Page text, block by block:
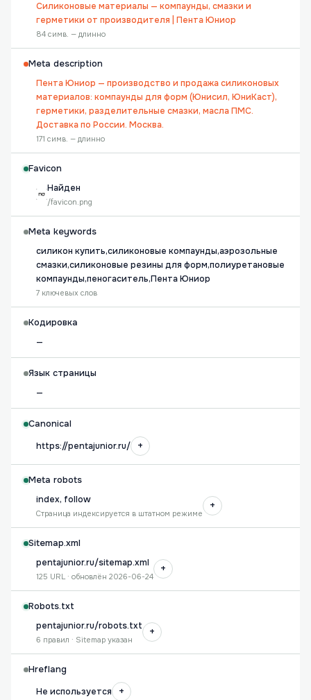
Силиконовые материалы — компаунды, смазки и
герметики от производителя | Пента Юниор
84 симв. — длинно
Meta description
Пента Юниор — производство и продажа силиконовых
материалов: компаунды для форм (Юнисил, ЮниКаст),
герметики, разделительные смазки, масла ПМС.
Доставка по России. Москва.
171 симв. — длинно
Favicon
Найден
/favicon.png
Meta keywords
силикон купить,силиконовые компаунды,аэрозольные
смазки,силиконовые резины для форм,полиуретановые
компаунды,пеногаситель,Пента Юниор
7 ключевых слов
Кодировка
—
Язык страницы
—
Canonical
https://pentajunior.ru/
+
Meta robots
index, follow
Страница индексируется в штатном режиме
+
Sitemap.xml
pentajunior.ru/sitemap.xml
125 URL · обновлён 2026-06-24
+
Robots.txt
pentajunior.ru/robots.txt
6 правил · Sitemap указан
+
Hreflang
Не используется
+